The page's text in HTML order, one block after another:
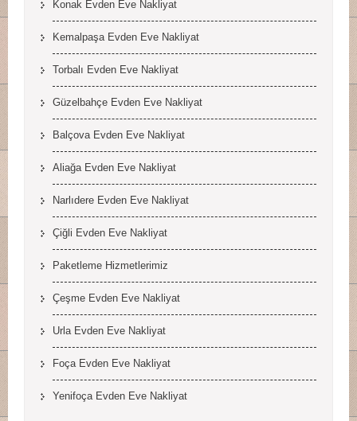
Konak Evden Eve Nakliyat
Kemalpaşa Evden Eve Nakliyat
Torbalı Evden Eve Nakliyat
Güzelbahçe Evden Eve Nakliyat
Balçova Evden Eve Nakliyat
Aliağa Evden Eve Nakliyat
Narlıdere Evden Eve Nakliyat
Çiğli Evden Eve Nakliyat
Paketleme Hizmetlerimiz
Çeşme Evden Eve Nakliyat
Urla Evden Eve Nakliyat
Foça Evden Eve Nakliyat
Yenifoça Evden Eve Nakliyat